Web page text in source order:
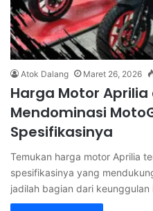
Atok Dalang Maret 26, 2026
Harga Motor
Mendominasi
Spesifikasinya
Temukan harga motor Aprilia
spesifikasinya yang
jadilah bagian dari keunggulan